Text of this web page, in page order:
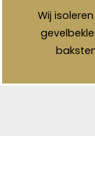
Wij